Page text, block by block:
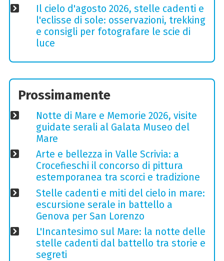
Il cielo d'agosto 2026, stelle cadenti e
l'eclisse di sole: osservazioni, trekking
e consigli per fotografare le scie di
luce
Prossimamente
Notte di Mare e Memorie 2026, visite
guidate serali al Galata Museo del
Mare
Arte e bellezza in Valle Scrivia: a
Crocefieschi il concorso di pittura
estemporanea tra scorci e tradizione
Stelle cadenti e miti del cielo in mare:
escursione serale in battello a
Genova per San Lorenzo
L'Incantesimo sul Mare: la notte delle
stelle cadenti dal battello tra storie e
segreti